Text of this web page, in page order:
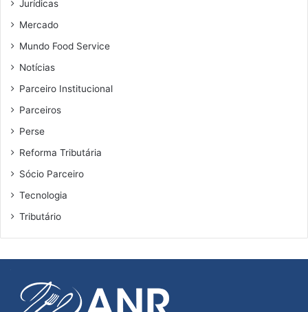
Jurídicas
Mercado
Mundo Food Service
Notícias
Parceiro Institucional
Parceiros
Perse
Reforma Tributária
Sócio Parceiro
Tecnologia
Tributário